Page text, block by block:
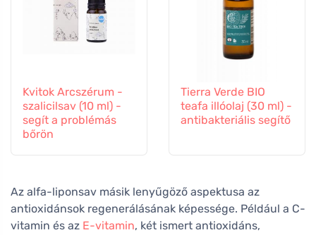
Kvitok Arcszérum -
szalicilsav (10 ml) -
segít a problémás
bőrön
Tierra Verde BIO
teafa illóolaj (30 ml) -
antibakteriális segítő
Az alfa-liponsav másik lenyűgöző aspektusa az
antioxidánsok regenerálásának képessége. Például a C-
vitamin és az E-vitamin, két ismert antioxidáns,